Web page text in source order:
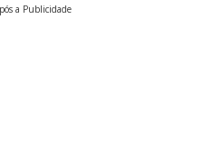
a Publicidade